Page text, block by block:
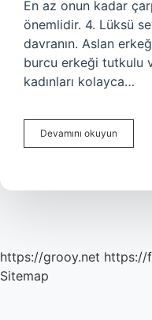
En az onun kadar
önemlidir. 4. Lüksü
davranın. Aslan
burcu erkeği tutkulu
kadınları kolayca…
Devamını okuyun
Burcu
Kadınla
https://grooy.net https://
Sitemap